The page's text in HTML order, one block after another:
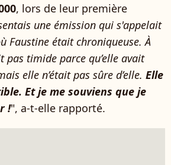
, lors de leur première
une émission qui s'appelait
Faustine était chroniqueuse. À
pas timide parce qu’elle avait
elle n’était pas sûre d’elle. Elle
Et je me souviens que je
!", a-t-elle rapporté.